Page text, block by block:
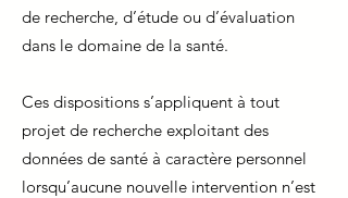
de recherche, d’étude ou d’évaluation
dans le domaine de la santé.
Ces dispositions s’appliquent à tout
projet de recherche exploitant des
données de santé à caractère personnel
lorsqu’aucune nouvelle intervention n’est